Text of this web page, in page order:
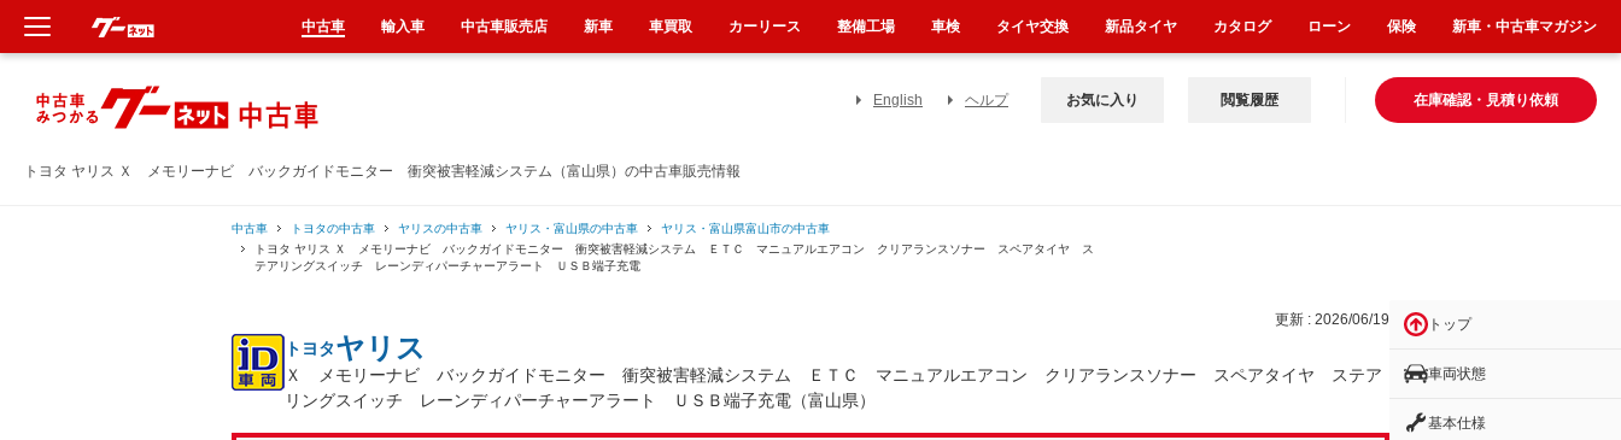
トヨタ ヤリス Ｘ メモリーナビ バックガイドモニター 衝突被害軽減システム（富山県）の中古車販売情報
English ヘルプ 在庫確認・見積り依頼
お気に入り 閲覧履歴
中古車 トヨタの中古車 ヤリスの中古車 ヤリス・富山県の中古車
ヤリス・富山県富山市の中古車
トヨタ ヤリス Ｘ メモリーナビ バックガイドモニター 衝突被害軽減システム ＥＴＣ マニュアルエアコン クリアランスソナー スペアタイヤ ス
テアリングスイッチ レーンディパーチャーアラート ＵＳＢ端子充電
更新 : 2026/06/19
トヨタヤリス
Ｘ メモリーナビ バックガイドモニター 衝突被害軽減システム ＥＴＣ マニュアルエアコン クリアランスソナー スペアタイヤ ステア
リングスイッチ レーンディパーチャーアラート ＵＳＢ端子充電（富山県）
トップ
車両状態
基本仕様
中古車 輸入車 中古車販売店 新車 車買取 カーリース 整備工場 車検 タイヤ交換 新品タイヤ カタログ ローン 保険 新車・中古車マガジン
新車
中古車